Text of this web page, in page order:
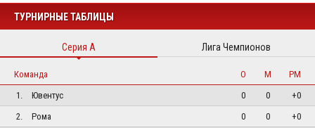
ТУРНИРНЫЕ ТАБЛИЦЫ
Серия А Лига Чемпионов
Команда О М
РМ
1.
Ювентус 0 0
+0
2.
Рома 0 0
+0